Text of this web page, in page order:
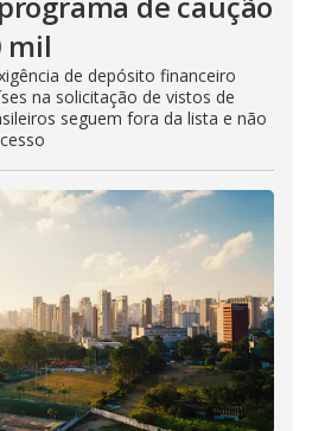
mil
de depósito financeiro
na solicitação de vistos de
seguem fora da lista e não